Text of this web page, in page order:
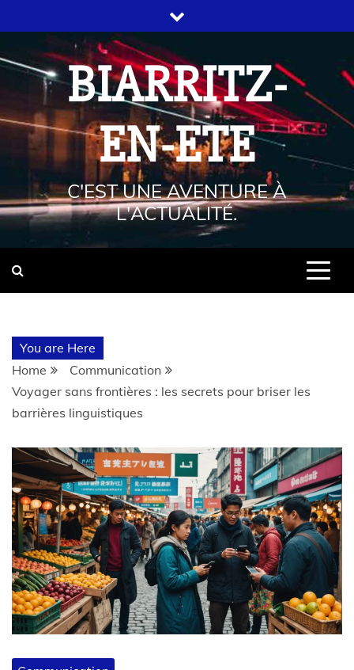
BIARRITZ-
EN-ETE
C'EST UNE AVENTURE À
L'ACTUALITÉ.
You are Here
Home
Communication
Voyager sans frontières : les secrets pour briser les
barrières linguistiques